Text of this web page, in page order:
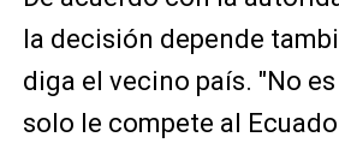
la decisión depende
diga el vecino país. "No
solo le compete al